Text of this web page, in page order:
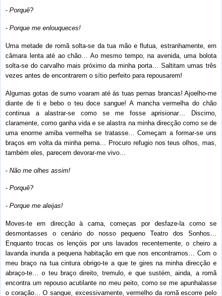
- Porquê?
- Porque me enlouqueces!
Uma metade de romã solta-se da tua mão e flutua, estranhamente, em
câmara lenta até ao chão… Ao mesmo tempo, na avenida, uma bolota
solta-se do carvalho mais próximo da minha porta… Saltitam umas três
vezes antes de encontrarem o sítio perfeito para repousarem!
Algumas gotas de sumo voaram até às tuas pernas brancas! Ajoelho-me
diante de ti e bebo o teu doce sangue! A mancha vermelha do chão
continua a alastrar-se como se me fosse aprisionar… Discirno,
claramente, como ganha vida e se alastra na minha direcção como se de
uma enorme amiba vermelha se tratasse... Começam a formar-se uns
braços em volta da minha perna… Procuro refugio nos teus olhos, mas,
também eles, parecem devorar-me vivo…
- Não me olhes assim!
- Porquê?
- Porque me aleijas!
Moves-te em direcção à cama, começas por desfaze-la como se
desmontasses o cenário do nosso pequeno Teatro dos Sonhos…
Enquanto trocas os lençóis por uns lavados recentemente, o cheiro a
lavanda inunda a pequena habitação em que nos encontramos… Com o
meu braço na tua cintura obrigo-te a que te gires na minha direcção e
abraço-te… o teu braço direito, tremulo, e que sustém, ainda, a romã
encontra um repouso acutilante no meu peito, como se me apunhalasse
o coração… O sangue, excessivamente, vermelho da romã escorre pelo